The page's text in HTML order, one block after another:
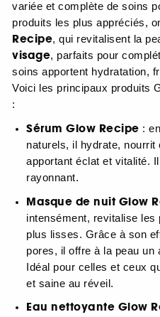
variée et complète de soins
produits les plus appréciés,
Recipe, qui revitalisent la
visage, parfaits pour
soins apportent hydratation,
Voici les principaux produits
:
Sérum Glow Recipe :
naturels, il hydrate, nourrit
apportant éclat et vitalité.
rayonnant.
Masque de nuit Glow
intensément, revitalise
plus lisses. Grâce à son
pores, il offre à la peau un
Idéal pour celles et ceux
et saine au réveil.
Eau nettoyante Glow